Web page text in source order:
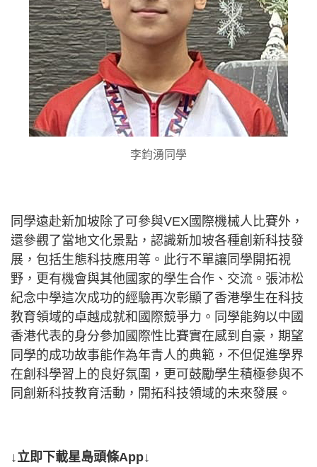
李鈞湧同學
同學遠赴新加坡除了可參與VEX國際機械人比賽外，
還參觀了當地文化景點，認識新加坡各種創新科技發
展，包括生態科技應用等。此行不單讓同學開拓視
野，更有機會與其他國家的學生合作、交流。張沛松
紀念中學這次成功的經驗再次彰顯了香港學生在科技
教育領域的卓越成就和國際競爭力。同學能夠以中國
香港代表的身分參加國際性比賽實在感到自豪，期望
同學的成功故事能作為年青人的典範，不但促進學界
在創科學習上的良好氛圍，更可鼓勵學生積極參與不
同創新科技教育活動，開拓科技領域的未來發展。
↓立即下載星島頭條App↓